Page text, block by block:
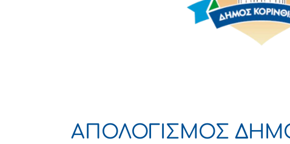
ΑΠΟΛΟΓΙΣΜΟΣ